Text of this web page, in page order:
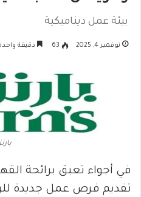
بيئة عمل ديناميكية
نوفمبر 4, 2025 63 دقيقة
في أجواء تعبق برائحة
تقديم فرص عمل جديدة